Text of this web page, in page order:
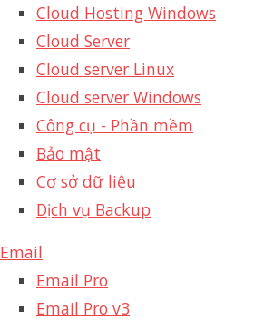
Cloud Hosting Windows
Cloud Server
Cloud server Linux
Cloud server Windows
Công cụ - Phần mềm
Bảo mật
Cơ sở dữ liệu
Dịch vụ Backup
Email
Email Pro
Email Pro v3